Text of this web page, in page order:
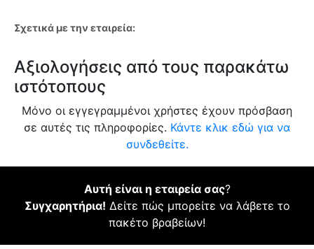
Σχετικά με την εταιρεία:
Αξιολογήσεις από τους παρακάτω
ιστότοπους
Μόνο οι εγγεγραμμένοι χρήστες έχουν πρόσβαση
σε αυτές τις πληροφορίες. Κάντε κλικ εδώ για να
συνδεθείτε.
Αυτή είναι η εταιρεία σας?
Συγχαρητήρια! Δείτε πώς μπορείτε να λάβετε το
πακέτο βραβείων!